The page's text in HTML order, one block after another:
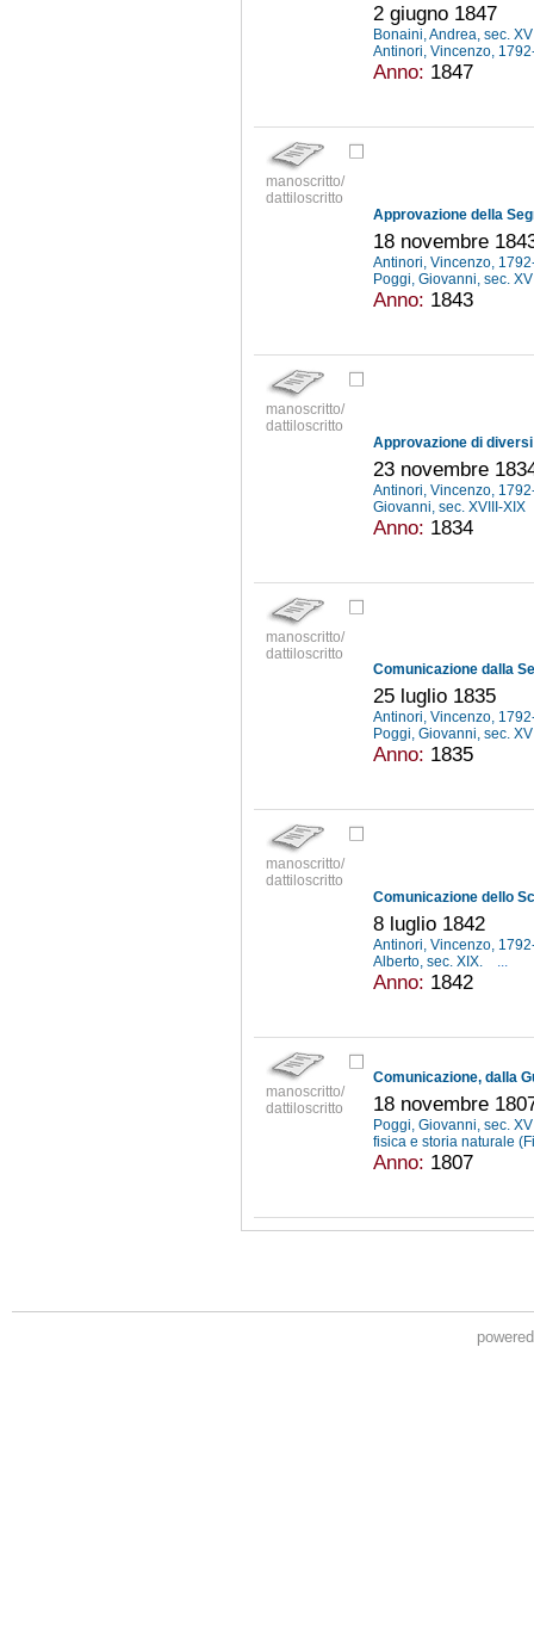
2 giugno 1847
Bonaini, Andrea, sec.
Antinori, Vincenzo,
Anno: 1847
manoscritto/
dattiloscritto
18 novembre
Antinori, Vincenzo,
Poggi, Giovanni, sec.
Anno: 1843
manoscritto/
dattiloscritto
Approvazione di
23 novembre
Antinori, Vincenzo,
Giovanni, sec. XVIII-XIX
Anno: 1834
manoscritto/
dattiloscritto
25 luglio 1835
Antinori, Vincenzo,
Poggi, Giovanni, sec.
Anno: 1835
manoscritto/
dattiloscritto
8 luglio 1842
Antinori, Vincenzo,
Alberto, sec. XIX.
...
Anno: 1842
manoscritto/
dattiloscritto
18 novembre
Poggi, Giovanni, sec.
fisica e storia naturale
Anno: 1807